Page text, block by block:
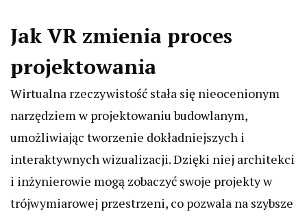
Jak VR zmienia proces
projektowania
Wirtualna rzeczywistość stała się nieocenionym
narzędziem w projektowaniu budowlanym,
umożliwiając tworzenie dokładniejszych i
interaktywnych wizualizacji. Dzięki niej architekci
i inżynierowie mogą zobaczyć swoje projekty w
trójwymiarowej przestrzeni, co pozwala na szybsze